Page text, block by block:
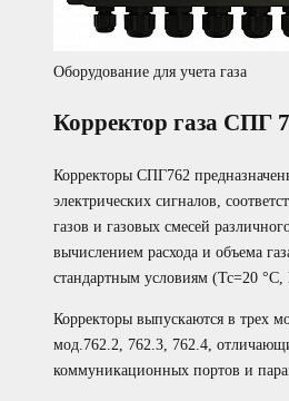
Оборудование для учета газа
Корректор газа СПГ
Корректоры СПГ762
электрических сигналов,
газов и газовых смесей
вычислением расхода и объема
стандартным условиям (Тс=20
Корректоры выпускаются в трех
мод.762.2, 762.3, 762.4,
коммуникационных портов и